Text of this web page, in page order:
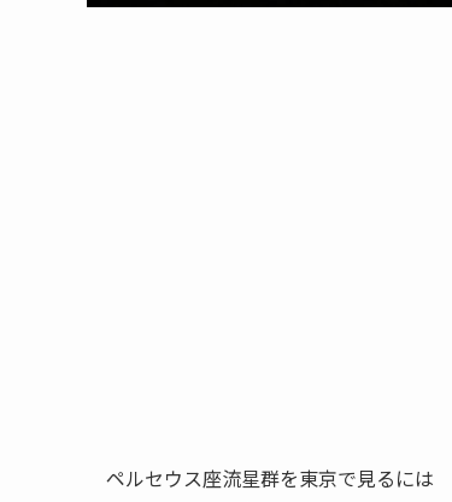
ペルセウス座流星群を東京で見るには